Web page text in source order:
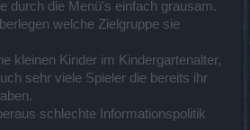
durch die Menü's einfach grausam.
welche Zielgruppe sie
kleinen Kinder im Kindergartenalter,
sehr viele Spieler die bereits ihr
schlechte Informationspolitik